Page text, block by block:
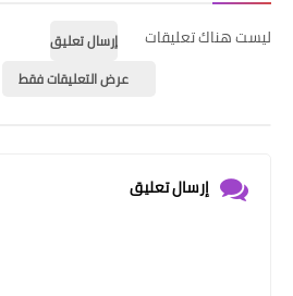
ليست هناك تعليقات
إرسال تعليق
عرض التعليقات فقط
إرسال تعليق